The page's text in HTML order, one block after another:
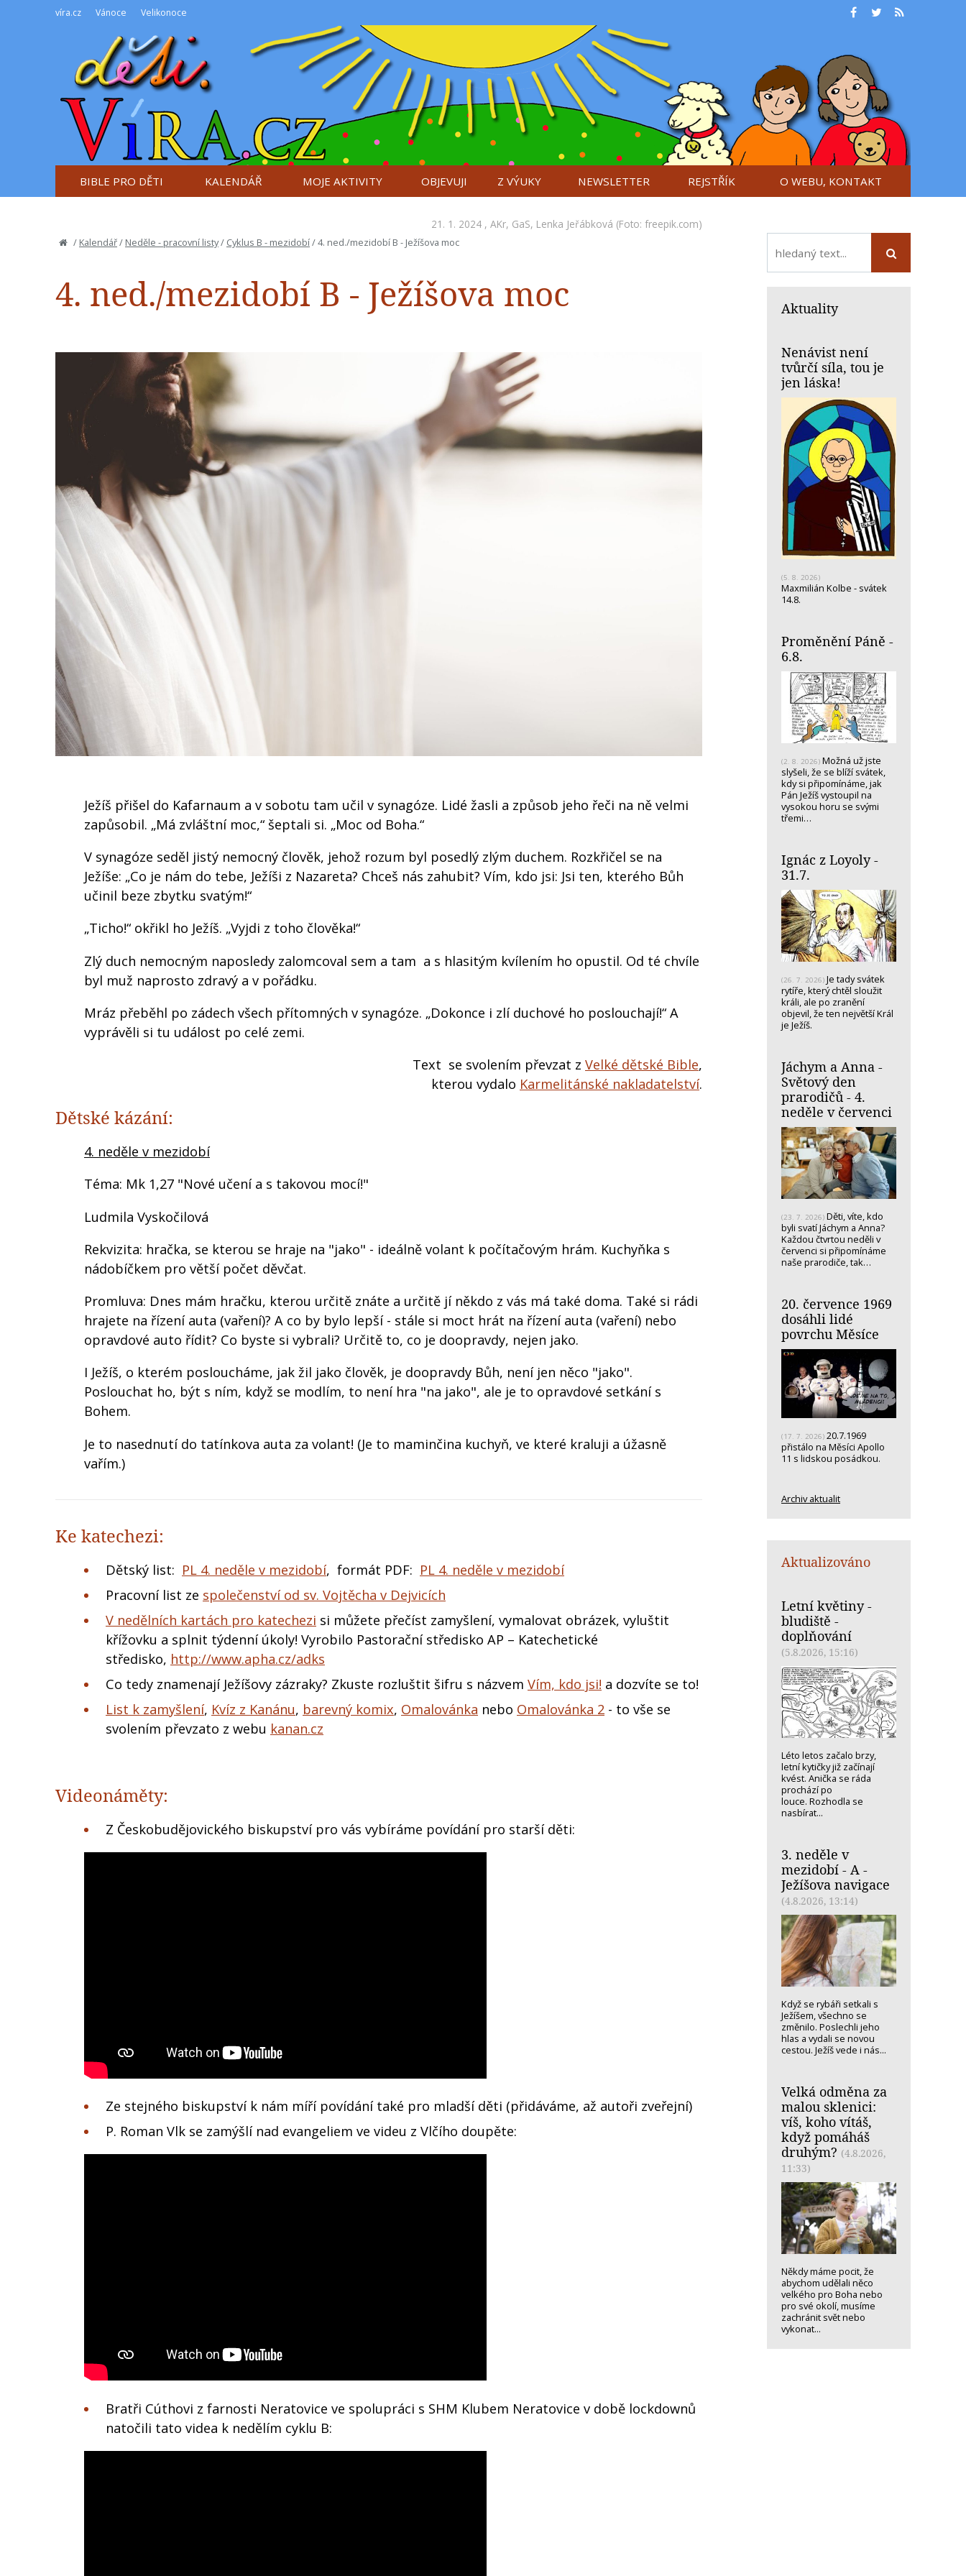
víra.cz Vánoce Velikonoce
BIBLE PRO DĚTI KALENDÁŘ MOJE AKTIVITY OBJEVUJI Z VÝUKY NEWSLETTER REJSTŘÍK O WEBU, KONTAKT
21. 1. 2024 , AKr, GaS, Lenka Jeřábková (Foto: freepik.com)
/ Kalendář/ Neděle - pracovní listy/ Cyklus B - mezidobí/4. ned./mezidobí B - Ježíšova moc
4. ned./mezidobí B - Ježíšova moc
Ježíš přišel do Kafarnaum a v sobotu tam učil v synagóze. Lidé žasli a způsob jeho řeči na ně velmi
zapůsobil. „Má zvláštní moc,“ šeptali si. „Moc od Boha.“
V synagóze seděl jistý nemocný člověk, jehož rozum byl posedlý zlým duchem. Rozkřičel se na
Ježíše: „Co je nám do tebe, Ježíši z Nazareta? Chceš nás zahubit? Vím, kdo jsi: Jsi ten, kterého Bůh
učinil beze zbytku svatým!“
„Ticho!“ okřikl ho Ježíš. „Vyjdi z toho člověka!“
Zlý duch nemocným naposledy zalomcoval sem a tam a s hlasitým kvílením ho opustil. Od té chvíle
byl muž naprosto zdravý a v pořádku.
Mráz přeběhl po zádech všech přítomných v synagóze. „Dokonce i zlí duchové ho poslouchají!“ A
vyprávěli si tu událost po celé zemi.
Text se svolením převzat z Velké dětské Bible,
kterou vydalo Karmelitánské nakladatelství.
Dětské kázání:
4. neděle v mezidobí
Téma: Mk 1,27 "Nové učení a s takovou mocí!"
Ludmila Vyskočilová
Rekvizita: hračka, se kterou se hraje na "jako" - ideálně volant k počítačovým hrám. Kuchyňka s
nádobíčkem pro větší počet děvčat.
Promluva: Dnes mám hračku, kterou určitě znáte a určitě jí někdo z vás má také doma. Také si rádi
hrajete na řízení auta (vaření)? A co by bylo lepší - stále si moct hrát na řízení auta (vaření) nebo
opravdové auto řídit? Co byste si vybrali? Určitě to, co je doopravdy, nejen jako.
I Ježíš, o kterém posloucháme, jak žil jako člověk, je doopravdy Bůh, není jen něco "jako".
Poslouchat ho, být s ním, když se modlím, to není hra "na jako", ale je to opravdové setkání s
Bohem.
Je to nasednutí do tatínkova auta za volant! (Je to maminčina kuchyň, ve které kraluji a úžasně
vařím.)
Ke katechezi:
Dětský list: PL 4. neděle v mezidobí, formát PDF: PL 4. neděle v mezidobí
Pracovní list ze společenství od sv. Vojtěcha v Dejvicích
V nedělních kartách pro katechezi si můžete přečíst zamyšlení, vymalovat obrázek, vyluštit
křížovku a splnit týdenní úkoly! Vyrobilo Pastorační středisko AP – Katechetické
středisko, http://www.apha.cz/adks
Co tedy znamenají Ježíšovy zázraky? Zkuste rozluštit šifru s názvem Vím, kdo jsi! a dozvíte se to!
List k zamyšlení, Kvíz z Kanánu, barevný komix, Omalovánka nebo Omalovánka 2 - to vše se
svolením převzato z webu kanan.cz
Videonáměty:
Z Českobudějovického biskupství pro vás vybíráme povídání pro starší děti:
Ze stejného biskupství k nám míří povídání také pro mladší děti (přidáváme, až autoři zveřejní)
P. Roman Vlk se zamýšlí nad evangeliem ve videu z Vlčího doupěte:
Bratři Cúthovi z farnosti Neratovice ve spolupráci s SHM Klubem Neratovice v době lockdownů
natočili tato videa k nedělím cyklu B:
Aktuality
Nenávist není
tvůrčí síla, tou je
jen láska!
(5. 8. 2026)
Maxmilián Kolbe - svátek
14.8.
Proměnění Páně -
6.8.
(2. 8. 2026) Možná už jste
slyšeli, že se blíží svátek,
kdy si připomínáme, jak
Pán Ježíš vystoupil na
vysokou horu se svými
třemi…
Ignác z Loyoly -
31.7.
(26. 7. 2026) Je tady svátek
rytíře, který chtěl sloužit
králi, ale po zranění
objevil, že ten největší Král
je Ježíš.
Jáchym a Anna -
Světový den
prarodičů - 4.
neděle v červenci
(23. 7. 2026) Děti, víte, kdo
byli svatí Jáchym a Anna?
Každou čtvrtou neděli v
červenci si připomínáme
naše prarodiče, tak…
20. července 1969
dosáhli lidé
povrchu Měsíce
(17. 7. 2026) 20.7.1969
přistálo na Měsíci Apollo
11 s lidskou posádkou.
Archiv aktualit
Aktualizováno
Letní květiny -
bludiště -
doplňování
(5.8.2026, 15:16)
Léto letos začalo brzy,
letní kytičky již začínají
kvést. Anička se ráda
prochází po
louce. Rozhodla se
nasbírat...
3. neděle v
mezidobí - A -
Ježíšova navigace
(4.8.2026, 13:14)
Když se rybáři setkali s
Ježíšem, všechno se
změnilo. Poslechli jeho
hlas a vydali se novou
cestou. Ježíš vede i nás...
Velká odměna za
malou sklenici:
víš, koho vítáš,
když pomáháš
druhým? (4.8.2026,
11:33)
Někdy máme pocit, že
abychom udělali něco
velkého pro Boha nebo
pro své okolí, musíme
zachránit svět nebo
vykonat...